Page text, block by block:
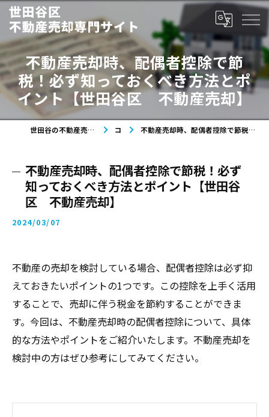
不動産売却時、配偶者控除で節
税！必ず知っておくべき方法とポ
イント【世田谷区 不動産売却】
世田谷の不動産売却なら世田谷区不動産売却専門サイト コラム 不動産売却時、配偶者控除で節税！必ず知っておくべき方法とポイント【世田谷区 不動産売却】
不動産売却時、配偶者控除で節税！必ず
知っておくべき方法とポイント【世田谷
区 不動産売却】
2024/03/07
不動産の売却を検討している場合、配偶者控除は必ず抑
えておきたいポイントの1つです。この控除を上手く活用
することで、売却に伴う税金を節約することができま
す。今回は、不動産売却時の配偶者控除について、具体
的な方法やポイントをご紹介いたします。不動産売却を
検討中の方はぜひ参考にしてみてください。